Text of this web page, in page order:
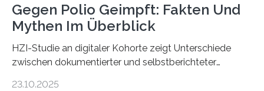
Gegen Polio Geimpft: Fakten Und
Mythen Im Überblick
HZI-Studie an digitaler Kohorte zeigt Unterschiede
zwischen dokumentierter und selbstberichteter
23.10.2025